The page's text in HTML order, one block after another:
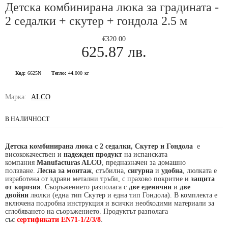
Детска комбинирана люка за градината -
2 седалки + скутер + гондола 2.5 м
€320.00
625.87 лв.
Код: 6625N Тегло: 44.000 кг
Марка: ALCO
В НАЛИЧНОСТ
Детска комбинирана люка с 2 седалки, Скутер и Гондола е
висококачествен и надежден продукт на испанската
компания Manufacturas ALCO, предназначен за домашно
ползване. Лесна за монтаж, стъбилна, сигурна и удобна, люлката е
изработена от здрави метални тръби, с прахово покритие и защита
от корозия. Съоръжението разполага с две еденични и две
двойни люлки (една тип Скутер и една тип Гондола). В комплекта е
включена подробна инструкция и всички необходими материали за
сглобяването на съоръжението. Продуктът разполага
със сертификати ЕN71-1/2/3/8.